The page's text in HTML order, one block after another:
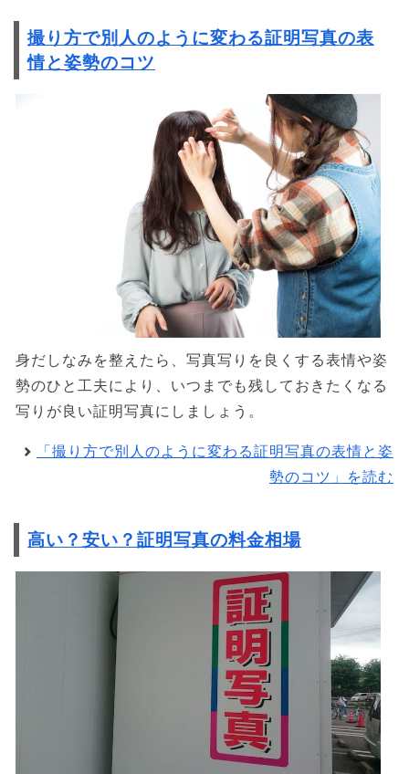
撮り方で別人のように変わる証明写真の表
情と姿勢のコツ
身だしなみを整えたら、写真写りを良くする表情や姿
勢のひと工夫により、いつまでも残しておきたくなる
写りが良い証明写真にしましょう。
「撮り方で別人のように変わる証明写真の表情と姿
勢のコツ」を読む
高い？安い？証明写真の料金相場